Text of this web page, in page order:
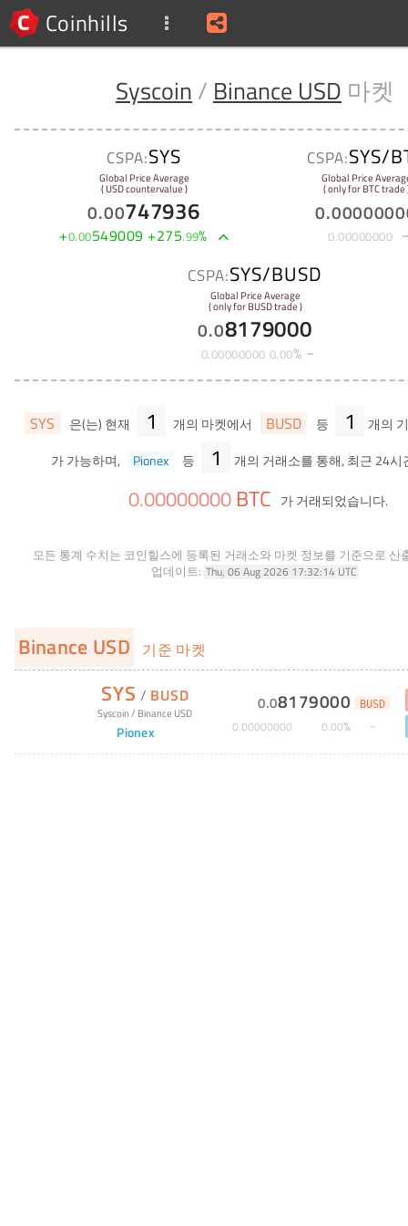
Coinhills
Syscoin / Binance USD 마켓
CSPA:SYS
Global Price Average
( USD countervalue )
0.00747936
+0.00549009 +275.99%
CSPA:SYS/
Global Price
( only for BTC trade
0.
0.00000000
CSPA:SYS/BUSD
Global Price Average
( only for BUSD trade )
0.08179000
0.00000000 0.00%
SYS 은(는) 현재 1 개의 마켓에서 BUSD 등 1
개의
가 가능하며,
Pionex 등 1 개의 거래소를 통해, 최근 24시
0.00000000 BTC 가 거래되었습니다.
모든 통계 수치는 코인힐스에 등록된 거래소와 마켓 정보를 기준으로 산
업데이트: Thu, 06 Aug 2026 17:32:14 UTC
Binance USD 기준 마켓
SYS / BUSD
Syscoin/ Binance USD
Pionex
0.08179000 BUSD
0.00000000 0.00%